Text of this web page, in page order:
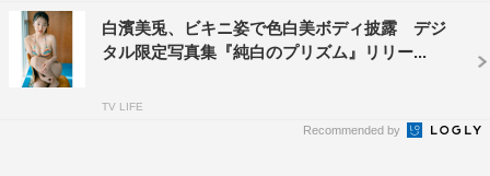
白濱美兎、ビキニ姿で色白美ボディ披露 デジ
タル限定写真集『純白のプリズム』リリー...
TV LIFE
Recommended by